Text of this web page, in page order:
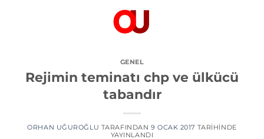
GENEL
Rejimin teminatı chp ve ülkücü
tabandır
ORHAN UĞUROĞLU TARAFINDAN 9 OCAK 2017 TARIHINDE
YAYINLANDI